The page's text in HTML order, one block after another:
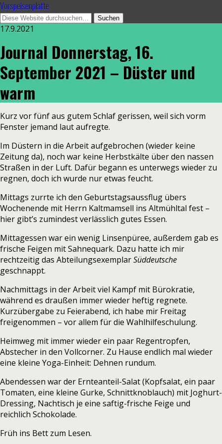
Vorspeisenplatte
17.9.2021
Journal Donnerstag, 16.
September 2021 – Düster und
warm
Kurz vor fünf aus gutem Schlaf gerissen, weil sich vorm
Fenster jemand laut aufregte.
Im Düstern in die Arbeit aufgebrochen (wieder keine
Zeitung da), noch war keine Herbstkälte über den nassen
Straßen in der Luft. Dafür begann es unterwegs wieder zu
regnen, doch ich wurde nur etwas feucht.
Mittags zurrte ich den Geburtstagsaussflug übers
Wochenende mit Herrn Kaltmamsell ins Altmühltal fest –
hier gibt’s zumindest verlässlich gutes Essen.
Mittagessen war ein wenig Linsenpüree, außerdem gab es
frische Feigen mit Sahnequark. Dazu hatte ich mir
rechtzeitig das AbteilungsexemplarSüddeutsche
geschnappt.
Nachmittags in der Arbeit viel Kampf mit Bürokratie,
während es draußen immer wieder heftig regnete.
Kurzübergabe zu Feierabend, ich habe mir Freitag
freigenommen – vor allem für die Wahlhilfeschulung.
Heimweg mit immer wieder ein paar Regentropfen,
Abstecher in den Vollcorner. Zu Hause endlich mal wieder
eine kleine Yoga-Einheit: Dehnen rundum.
Abendessen war der Ernteanteil-Salat (Kopfsalat, ein paar
Tomaten, eine kleine Gurke, Schnittknoblauch) mit Joghurt-
Dressing, Nachtisch je eine saftig-frische Feige und
reichlich Schokolade.
Früh ins Bett zum Lesen.